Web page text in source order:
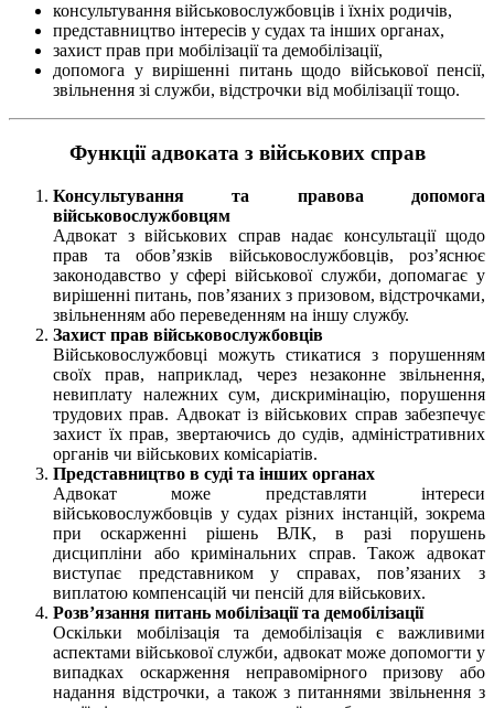
консультування військовослужбовців і їхніх родичів,
представництво інтересів у судах та інших органах,
захист прав при мобілізації та демобілізації,
допомога у вирішенні питань щодо військової пенсії,
звільнення зі служби, відстрочки від мобілізації тощо.
Функції адвоката з військових справ
Консультування та правова допомога
військовослужбовцям
Адвокат з військових справ надає консультації щодо
прав та обов’язків військовослужбовців, роз’яснює
законодавство у сфері військової служби, допомагає у
вирішенні питань, пов’язаних з призовом, відстрочками,
звільненням або переведенням на іншу службу.
Захист прав військовослужбовців
Військовослужбовці можуть стикатися з порушенням
своїх прав, наприклад, через незаконне звільнення,
невиплату належних сум, дискримінацію, порушення
трудових прав. Адвокат із військових справ забезпечує
захист їх прав, звертаючись до судів, адміністративних
органів чи військових комісаріатів.
Представництво в суді та інших органах
Адвокат може представляти інтереси
військовослужбовців у судах різних інстанцій, зокрема
при оскарженні рішень ВЛК, в разі порушень
дисципліни або кримінальних справ. Також адвокат
виступає представником у справах, пов’язаних з
виплатою компенсацій чи пенсій для військових.
Розв’язання питань мобілізації та демобілізації
Оскільки мобілізація та демобілізація є важливими
аспектами військової служби, адвокат може допомогти у
випадках оскарження неправомірного призову або
надання відстрочки, а також з питаннями звільнення з